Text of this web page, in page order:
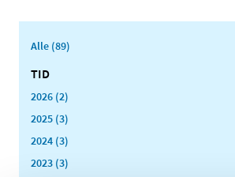
Alle (89)
TID
2026 (2)
2025 (3)
2024 (3)
2023 (3)